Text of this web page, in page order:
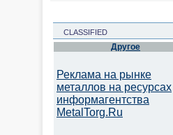
CLASSIFIED
Другое
Реклама на рынке
металлов на ресурсах
информагентства
MetalTorg.Ru